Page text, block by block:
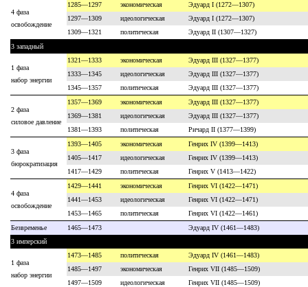
4 фаза
освобождение
1285—1297 экономическая
Эдуард I (1272—1307)
1297—1309
идеологическая
Эдуард I (1272—1307)
1309—1321
политическая
Эдуард II (1307—1327)
3 западный
1 фаза
набор энергии
1321—1333 экономическая
Эдуард III (1327—1377)
1333—1345
идеологическая
Эдуард III (1327—1377)
1345—1357
политическая Эдуард III (1327—1377)
2 фаза
силовое давление
1357—1369 экономическая
Эдуард III (1327—1377)
1369—1381
идеологическая
Эдуард III (1327—1377)
1381—1393
политическая Ричард II (1377—1399)
3 фаза
бюрократизация
1393—1405 экономическая
Генрих IV (1399—1413)
1405—1417
идеологическая
Генрих IV (1399—1413)
1417—1429
политическая Генрих V (1413—1422)
4 фаза
освобождение
1429—1441 экономическая
Генрих VI (1422—1471)
1441—1453
идеологическая
Генрих VI (1422—1471)
1453—1465
политическая
Генрих VI (1422—1461)
Безвременье
1465—1473
Эдуард IV (1461—1483)
3 имперский
1 фаза
набор энергии
1473—1485 политическая
Эдуард IV (1461—1483)
1485—1497
экономическая
Генрих VII (1485—1509)
1497—1509
идеологическая Генрих VII (1485—1509)